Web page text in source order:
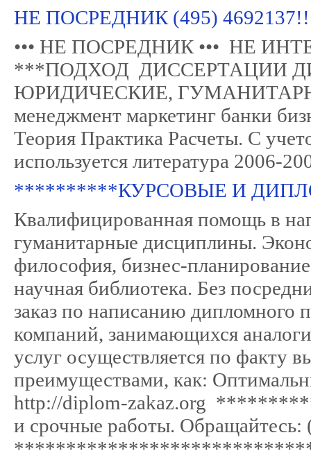
НЕ ПОСРЕДНИК (495)
••• НЕ ПОСРЕДНИК ••• НЕ
***ПОДХОД ДИССЕРТАЦИИ
ЮРИДИЧЕСКИЕ,
менеджмент маркетинг банки
Теория Практика Расчеты. С
используется литература 2006-
**********КУРСОВЫЕ И
Квалифицированная помощь в
гуманитарные дисциплины.
философия, бизнес-
научная библиотека. Без
заказ по написанию дипломного
компаний, занимающихся
услуг осуществляется по факту
преимуществами, как:
http://diplom-zakaz.org
и срочные работы.